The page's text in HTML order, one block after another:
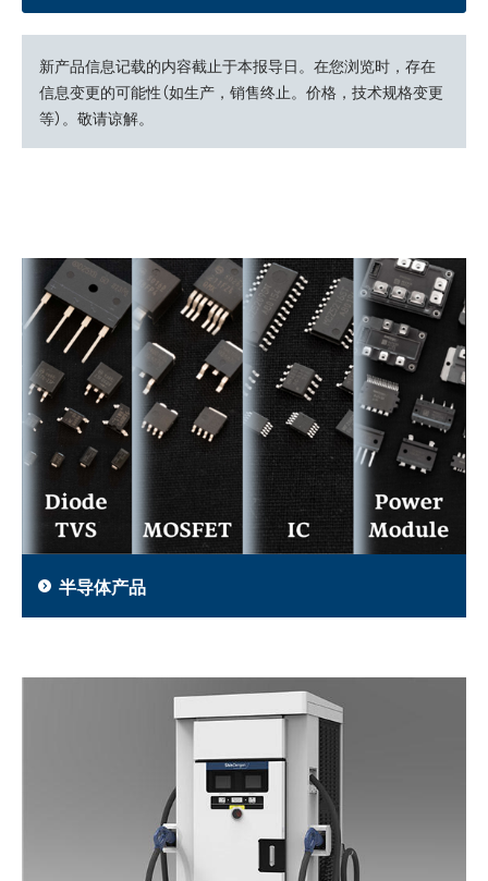
新产品信息记载的内容截止于本报导日。在您浏览时，存在
信息变更的可能性（如生产，销售终止。价格，技术规格变更
等）。敬请谅解。
半导体产品